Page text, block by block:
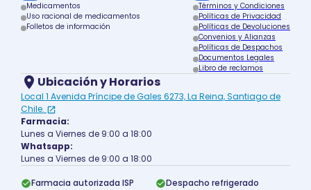
Medicamentos
Uso racional de medicamentos
Folletos de información
Términos y Condiciones
Políticas de Privacidad
Políticas de Devoluciones
Convenios y Alianzas
Políticas de Despachos
Documentos Legales
Libro de reclamos
Ubicación y Horarios
Local 1 Avenida Príncipe de Gales 6273, La Reina, Santiago de
Chile.
Farmacia:
Lunes a Viernes de 9:00 a 18:00
Whatsapp:
Lunes a Viernes de 9:00 a 18:00
Farmacia autorizada ISP
Despacho refrigerado